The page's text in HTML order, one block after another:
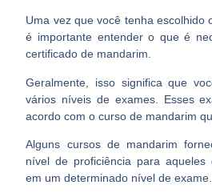
Uma vez que você tenha escolhido
é importante entender o que é
certificado de mandarim.
Geralmente, isso significa que
vários níveis de exames. Esses
acordo com o curso de mandarim
Alguns cursos de mandarim
nível de proficiência para
em um determinado nível de exame.